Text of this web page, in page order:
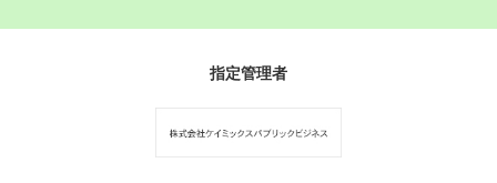
指定管理者